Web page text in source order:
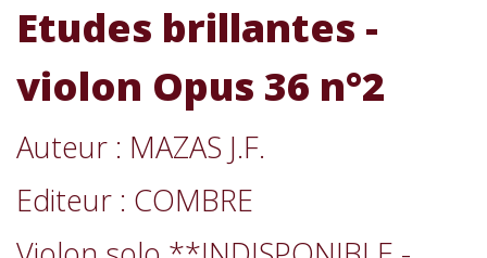
Etudes brillantes -
violon Opus 36 n°2
Auteur : MAZAS J.F.
Editeur : COMBRE